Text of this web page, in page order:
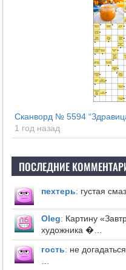
Сканворд № 5594
1 год назад
ПОСЛЕДНИЕ
пехтерь: густая
Оleg: Картину
художника �…
гость: не
…